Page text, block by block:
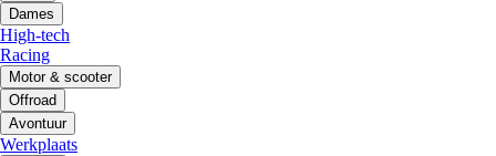
Dames
High-tech
Racing
Motor & scooter
Offroad
Avontuur
Werkplaats